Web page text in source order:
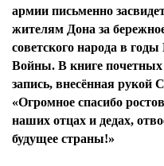
армии письменно
жителям Дона за
советского народа в
Войны. В книге почетных
запись, внесённая рукой
«Огромное спасибо
наших отцах и дедах,
будущее страны!»